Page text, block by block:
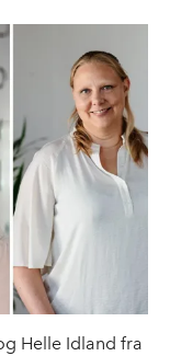
Helle Idland fra